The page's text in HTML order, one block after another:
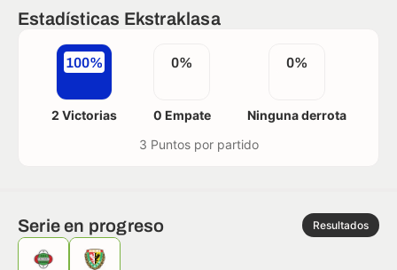
Estadísticas Ekstraklasa
100%
2 Victorias
0%
0 Empate
0%
Ninguna derrota
3 Puntos por partido
Serie en progreso Resultados